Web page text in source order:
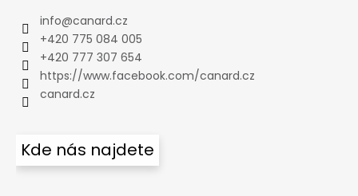
info@canard.cz
+420 775 084 005
+420 777 307 654
https://www.facebook.com/canard.cz
canard.cz
Kde nás najdete